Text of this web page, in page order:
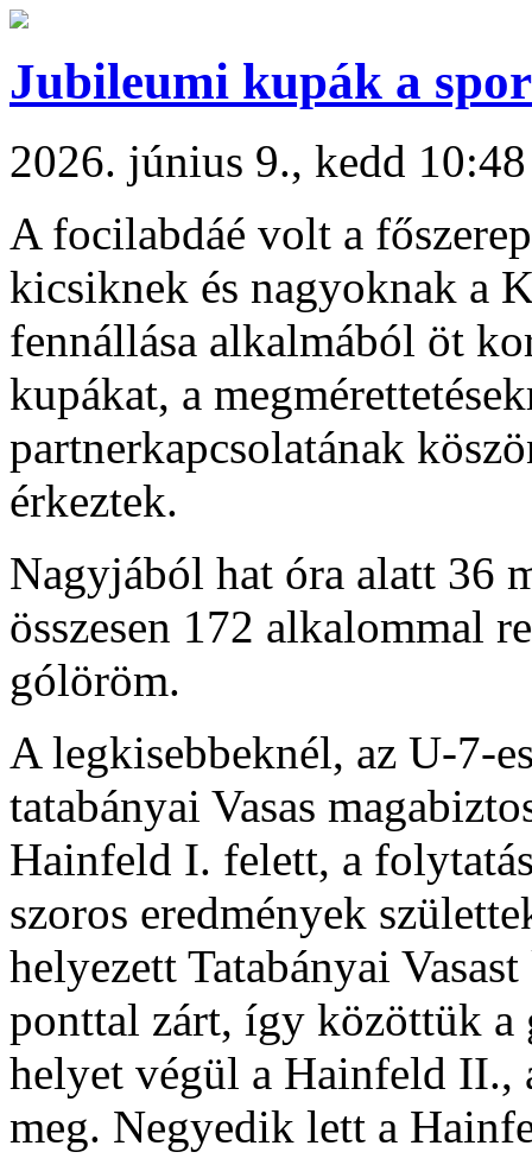
Jubileumi kupák a
2026. június 9., kedd 10:48
A focilabdáé volt a
kicsiknek és nagyoknak a
fennállása alkalmából öt
kupákat, a
partnerkapcsolatának
érkeztek.
Nagyjából hat óra alatt 36
összesen 172 alkalommal
gólöröm.
A legkisebbeknél, az U-7-
tatabányai Vasas
Hainfeld I. felett, a
szoros eredmények
helyezett Tatabányai
ponttal zárt, így közöttük
helyet végül a Hainfeld II.,
meg. Negyedik lett a